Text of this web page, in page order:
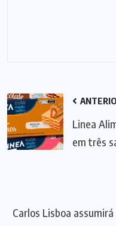
Linea
em três
Carlos Lisboa assumirá